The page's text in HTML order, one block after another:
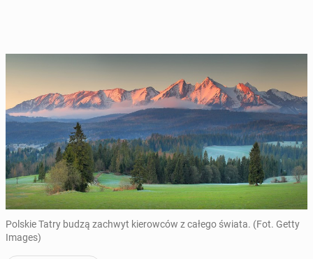
Polskie Tatry budzą zachwyt kierowców z całego świata. (Fot. Getty
Images)